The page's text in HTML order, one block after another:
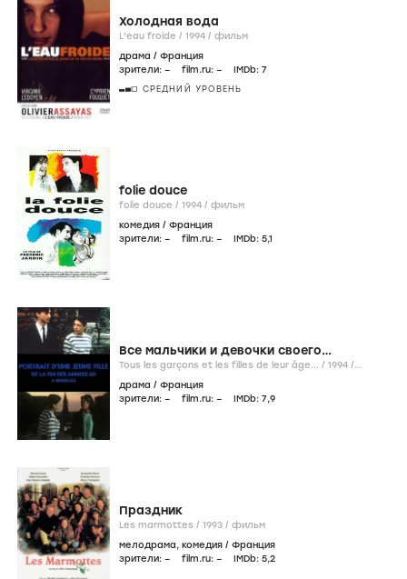
Холодная вода
L'eau froide / 1994 / фильм
драма / Франция
зрители: – film.ru: – IMDb: 7
СРЕДНИЙ УРОВЕНЬ
folie douce
folie douce / 1994 / фильм
комедия / Франция
зрители: – film.ru: – IMDb: 5,1
Все мальчики и девочки своего
возраста...
Tous les garçons et les filles de leur âge... / 1994 /
драма / Франция
зрители: – film.ru: – IMDb: 7,9
Праздник
Les marmottes / 1993 / фильм
мелодрама, комедия / Франция
зрители: – film.ru: – IMDb: 5,2